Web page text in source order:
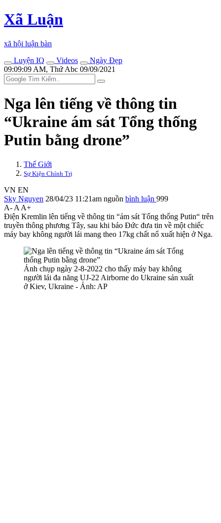
Xã Luận
xã hội luận bàn
Luyện IQ
Videos
Ngày Đẹp
09:09:09 AM, Thứ Abc 09/09/2021
Nga lên tiếng về thông tin
“Ukraine ám sát Tổng thống
Putin bằng drone”
Thế Giới
Sự Kiện Chính Trị
VN EN
Sky Nguyen 28/04/23 11:21am nguồn bình luận 999
A- A A+
Điện Kremlin lên tiếng về thông tin “ám sát Tổng thống Putin“ trên
truyền thông phương Tây, sau khi báo Đức đưa tin về một chiếc
máy bay không người lái mang theo 17kg chất nổ xuất hiện ở Nga.
Ảnh chụp ngày 2-8-2022 cho thấy máy bay không
người lái đa năng UJ-22 Airborne do Ukraine sản xuất
ở Kiev, Ukraine - Ảnh: AP